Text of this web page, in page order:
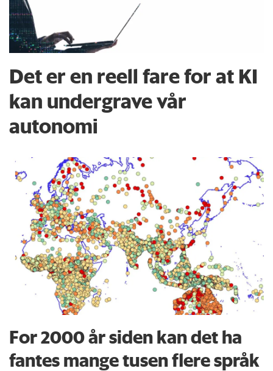
Det er en reell fare for at KI
kan undergrave vår
autonomi
For 2000 år siden kan det ha
fantes mange tusen flere språk